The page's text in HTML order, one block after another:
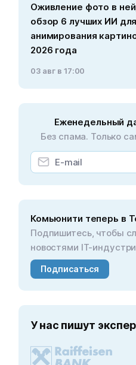
Оживление фото в
обзор 6 лучших ИИ для
анимирования
2026 года
03 авг в 17:00
Еженедельный
Без спама. Только
Комьюнити теперь в
Подпишитесь, чтобы
новостями IT-
Подписаться
У нас пишут